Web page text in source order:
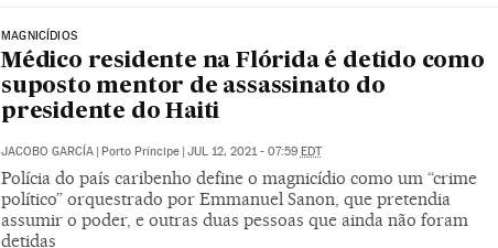
MAGNICÍDIOS
Médico residente na Flórida é detido como
suposto mentor de assassinato do
presidente do Haiti
JACOBO GARCÍA | Porto Príncipe | JUL 12, 2021 - 07:59 EDT
Polícia do país caribenho define o magnicídio como um “crime
político” orquestrado por Emmanuel Sanon, que pretendia
assumir o poder, e outras duas pessoas que ainda não foram
detidas